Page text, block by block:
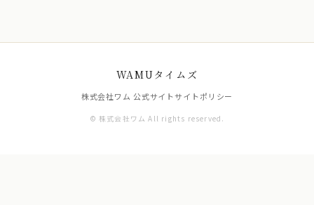
WAMUタイムズ
株式会社ワム 公式サイトサイトポリシー
© 株式会社ワム All rights reserved.